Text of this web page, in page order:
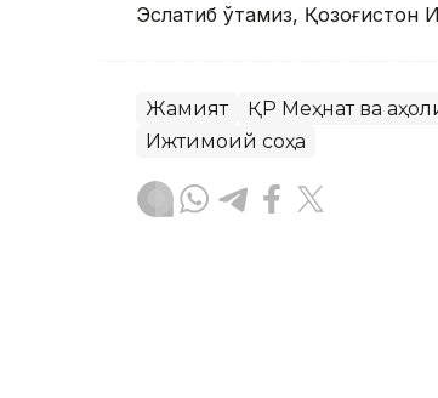
Эслатиб ўтамиз, Қозоғистон
Жамият
ҚР Меҳнат ва
Ижтимоий соҳа